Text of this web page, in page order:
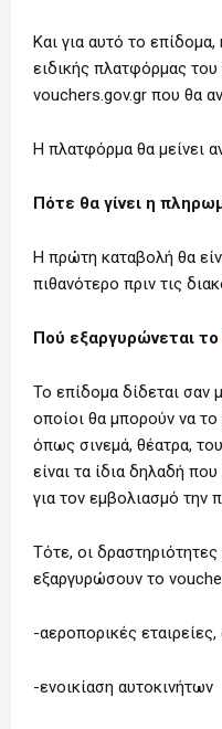
Και για αυτό το
ειδικής πλατφόρμας του
vouchers.gov.gr που θα
Η πλατφόρμα θα μείνει
Πότε θα γίνει η
Η πρώτη καταβολή θα
πιθανότερο πριν τις
Πού εξαργυρώνεται το
Το επίδομα δίδεται σαν
οποίοι θα μπορούν να
όπως σινεμά, θέατρα,
είναι τα ίδια δηλαδή
για τον εμβολιασμό την
Τότε, οι
εξαργυρώσουν το
-αεροπορικές
-ενοικίαση αυτοκινήτων